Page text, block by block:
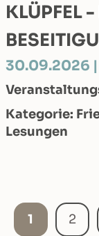
KLÜPFEL
30.09.2026
Kategorie:
Lesungen
1 2